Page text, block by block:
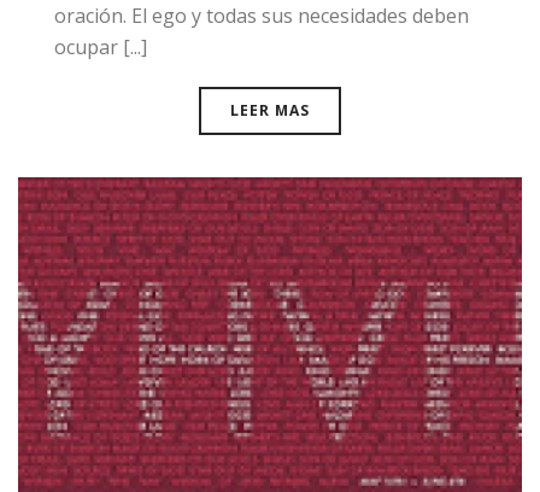
oración. El ego y todas sus necesidades deben
ocupar [...]
LEER MAS